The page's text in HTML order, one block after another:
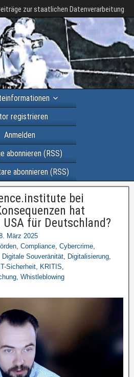
zur staatlichen Datenverarbeitung
registrieren
Anmelden
abonnieren (RSS)
abonnieren (RSS)
bei
hat
für Deutschland?
März 2025
, Compliance, Cybercrime,
Digitale Souveränität, Digitalisierung,
IT-Sicherheit, KRITIS,
, Whistleblowing